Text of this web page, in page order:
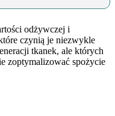
odżywczej i
czynią je niezwykle
tkanek, ale których
zoptymalizować spożycie